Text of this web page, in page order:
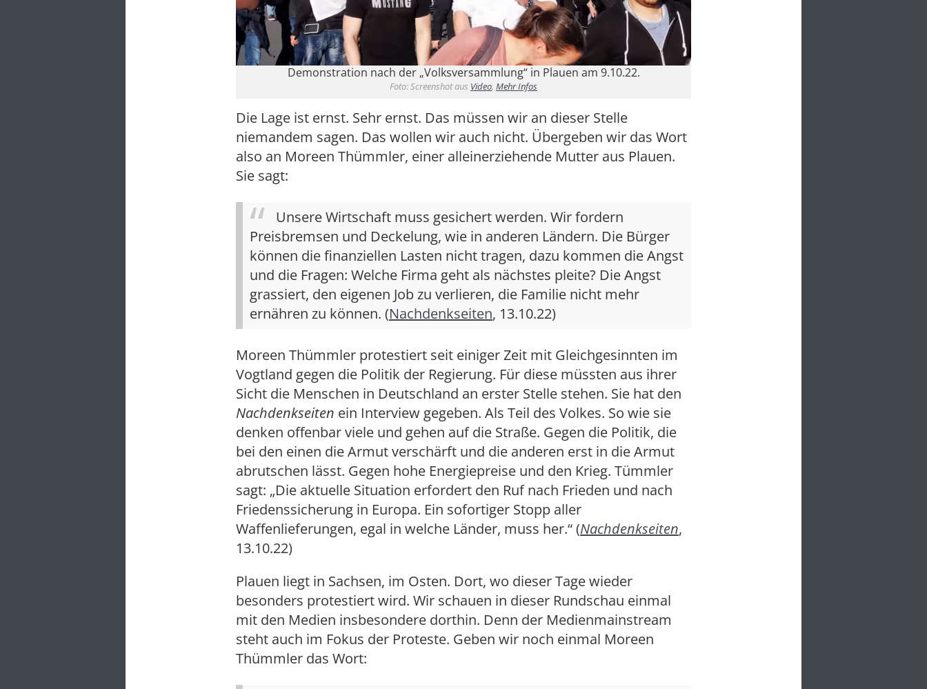
Demonstration nach der „Volksversammlung“ in Plauen am 9.10.22.
Foto: Screenshot aus Video, Mehr Infos
Die Lage ist ernst. Sehr ernst. Das müssen wir an dieser Stelle
niemandem sagen. Das wollen wir auch nicht. Übergeben wir das Wort
also an Moreen Thümmler, einer alleinerziehende Mutter aus Plauen.
Sie sagt:
Unsere Wirtschaft muss gesichert werden. Wir fordern
Preisbremsen und Deckelung, wie in anderen Ländern. Die Bürger
können die finanziellen Lasten nicht tragen, dazu kommen die Angst
und die Fragen: Welche Firma geht als nächstes pleite? Die Angst
grassiert, den eigenen Job zu verlieren, die Familie nicht mehr
ernähren zu können. (Nachdenkseiten, 13.10.22)
Moreen Thümmler protestiert seit einiger Zeit mit Gleichgesinnten im
Vogtland gegen die Politik der Regierung. Für diese müssten aus ihrer
Sicht die Menschen in Deutschland an erster Stelle stehen. Sie hat den
Nachdenkseiten ein Interview gegeben. Als Teil des Volkes. So wie sie
denken offenbar viele und gehen auf die Straße. Gegen die Politik, die
bei den einen die Armut verschärft und die anderen erst in die Armut
abrutschen lässt. Gegen hohe Energiepreise und den Krieg. Tümmler
sagt: „Die aktuelle Situation erfordert den Ruf nach Frieden und nach
Friedenssicherung in Europa. Ein sofortiger Stopp aller
Waffenlieferungen, egal in welche Länder, muss her.“ (Nachdenkseiten,
13.10.22)
Plauen liegt in Sachsen, im Osten. Dort, wo dieser Tage wieder
besonders protestiert wird. Wir schauen in dieser Rundschau einmal
mit den Medien insbesondere dorthin. Denn der Medienmainstream
steht auch im Fokus der Proteste. Geben wir noch einmal Moreen
Thümmler das Wort: